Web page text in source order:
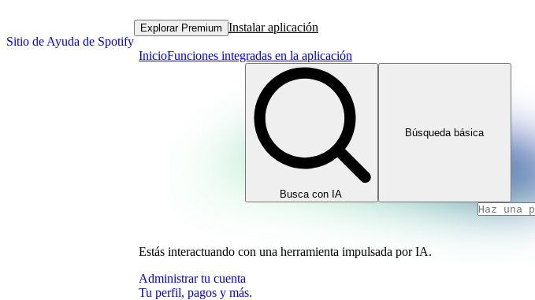
Sitio de Ayuda de Spotify
Explorar Premium Instalar aplicación
InicioFunciones integradas en la aplicación
Busca con IA
Búsqueda básica
Estás interactuando con una herramienta impulsada por IA.
Administrar tu cuenta
Tu perfil, pagos y más.